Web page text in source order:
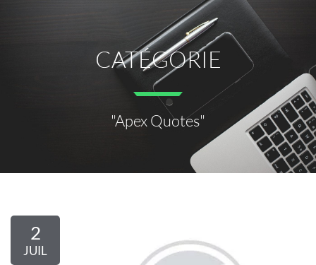
CATÉGORIE
"Apex Quotes"
2
JUIL